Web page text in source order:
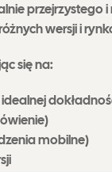
przejrzystego
wersji i
się na:
mobilne)